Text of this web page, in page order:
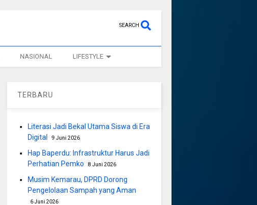
SEARCH
NASIONAL LIFESTYLE
TERBARU
Literasi Jadi Bekal Utama Siswa di Era
Digital
9 Juni 2026
Hap Baperdu: Infrastruktur Harus Jadi
Perhatian Pemko
8 Juni 2026
Musim Kemarau, DPRD Dorong
Pengelolaan Sampah yang Aman
6 Juni 2026